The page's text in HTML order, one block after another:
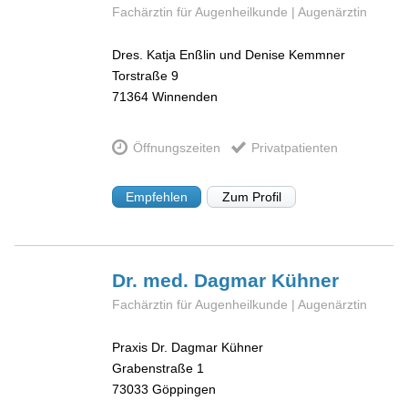
Fachärztin für Augenheilkunde | Augenärztin
Dres. Katja Enßlin und Denise Kemmner
Torstraße 9
71364 Winnenden
Öffnungszeiten Privatpatienten
Empfehlen Zum Profil
Dr. med. Dagmar Kühner
Fachärztin für Augenheilkunde | Augenärztin
Praxis Dr. Dagmar Kühner
Grabenstraße 1
73033 Göppingen